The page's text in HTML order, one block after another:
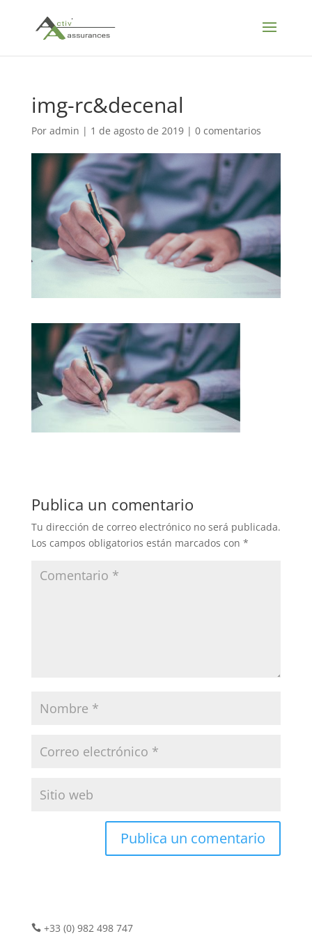
img-rc&decenal
Por admin | 1 de agosto de 2019| 0 comentarios
Publica un comentario
Tu dirección de correo electrónico no será publicada.
Los campos obligatorios están marcados con *
+33 (0) 982 498 747